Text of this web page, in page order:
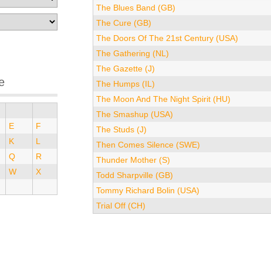
E
F
K
L
Q
R
W
X
The Blues Band (GB)
The Cure (GB)
The Doors Of The 21st Century (USA)
The Gathering (NL)
The Gazette (J)
The Humps (IL)
The Moon And The Night Spirit (HU)
The Smashup (USA)
The Studs (J)
Then Comes Silence (SWE)
Thunder Mother (S)
Todd Sharpville (GB)
Tommy Richard Bolin (USA)
Trial Off (CH)